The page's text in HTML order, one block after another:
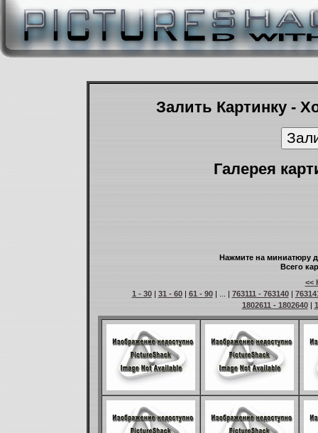
Залить Картинку -
Галерея
Нажмите на миниатюру
Всего
<<
1 - 30| 31 - 60| 61 - 90| ... | 763111 - 763140|
1802611 - 1802640|